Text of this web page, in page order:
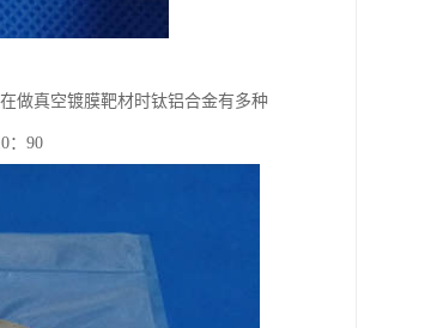
做真空镀膜靶材时钛铝合金有多种
：90